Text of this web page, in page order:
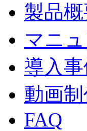
製品
マニ
導入事
動画
FAQ